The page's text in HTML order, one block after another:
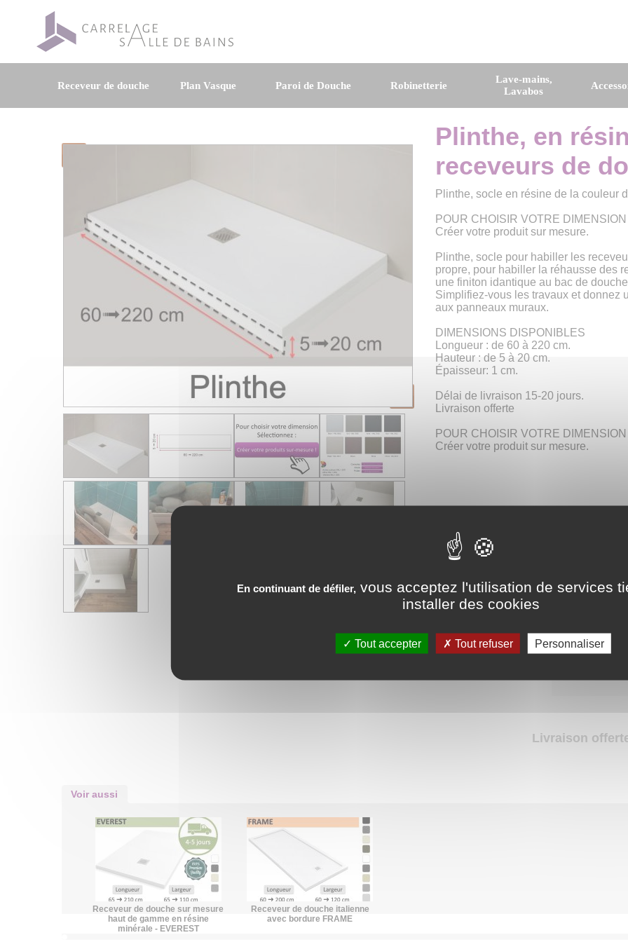
Receveur de douche Plan Vasque Paroi de Douche Robinetterie
Lave-mains,
Lavabos
Plinthe, en
receveurs de
Plinthe, socle en résine de la couleur
POUR CHOISIR VOTRE
Créer votre produit sur mesure.
Plinthe, socle pour habiller les
propre, pour habiller la réhausse des
une finiton idantique au bac de
Simplifiez-vous les travaux et donnez
aux panneaux muraux.
DIMENSIONS DISPONIBLES
Longueur : de 60 à 220 cm.
Hauteur : de 5 à 20 cm.
Épaisseur: 1 cm.
Délai de livraison 15-20 jours.
Livraison offerte
POUR CHOISIR VOTRE
Créer votre produit sur mesure.
votre produit
Livraison
Voir aussi
Receveur de douche sur mesure
haut de gamme en résine
minérale - EVEREST
Receveur de douche italienne
avec bordure FRAME
En continuant de défiler, vous acceptez l'utilisation de services
installer des cookies
Tout accepter Tout refuser Personnaliser